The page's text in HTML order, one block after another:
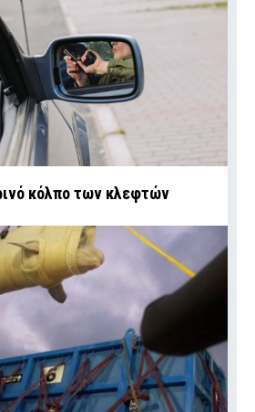
κόλπο των κλεφτών